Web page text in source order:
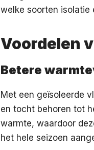
welke soorten isolatie
Voordelen
Betere
Met een geïsoleerde
en tocht behoren tot
warmte, waardoor
het hele seizoen